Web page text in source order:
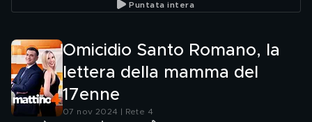
Puntata intera
Omicidio Santo Romano, la
lettera della mamma del
17enne
07 nov 2024 | Rete 4